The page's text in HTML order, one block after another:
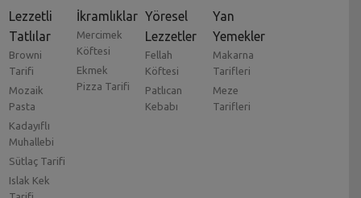
Lezzetli
Tatlılar
Browni
Tarifi
Mozaik
Pasta
Kadayıflı
Muhallebi
Sütlaç Tarifi
Islak Kek
İkramlıklar
Mercimek
Köftesi
Ekmek
Pizza Tarifi
Yöresel
Lezzetler
Fellah
Köftesi
Patlıcan
Kebabı
Yan
Yemekler
Makarna
Tarifleri
Meze
Tarifleri